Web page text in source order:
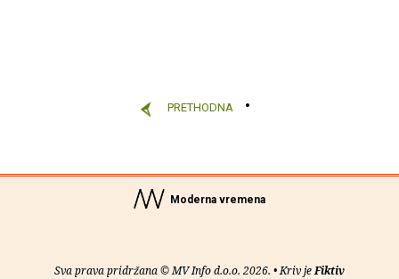
PRETHODNA
Moderna vremena
Sva prava pridržana © MV Info d.o.o. 2026. • Kriv jeFiktiv